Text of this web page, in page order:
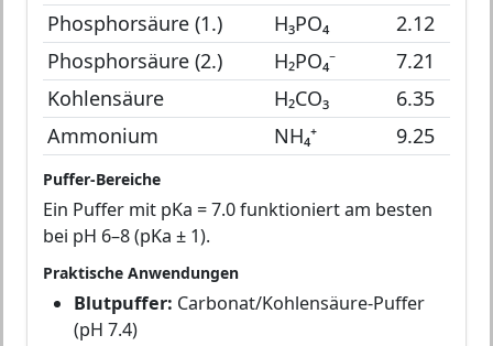
Phosphorsäure (1.)
H₃PO₄
2.12
Phosphorsäure (2.)
H₂PO₄⁻
7.21
Kohlensäure
H₂CO₃
6.35
Ammonium
NH₄⁺ 9.25
Puffer-Bereiche
Ein Puffer mit pKa = 7.0 funktioniert am besten
bei pH 6–8 (pKa ± 1).
Praktische Anwendungen
Blutpuffer: Carbonat/Kohlensäure-Puffer
(pH 7.4)